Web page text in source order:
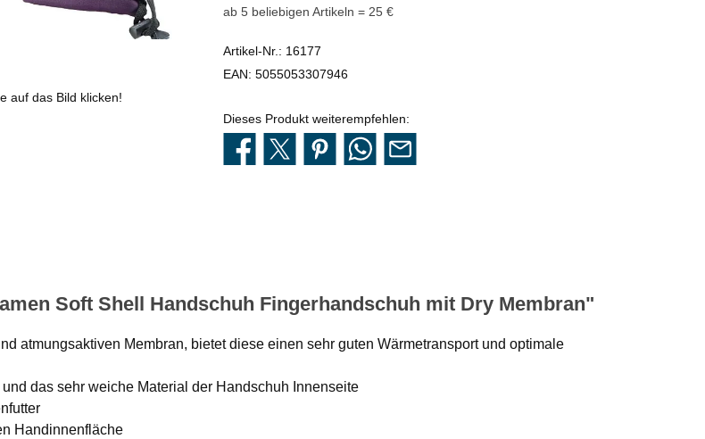
auf das Bild klicken!
ab 5 beliebigen Artikeln = 25 €
Artikel-Nr.: 16177
EAN: 5055053307946
Dieses Produkt weiterempfehlen:
Soft Shell Handschuh Fingerhandschuh mit Dry Membran"
atmungsaktiven Membran, bietet diese einen sehr guten Wärmetransport und optimale
das sehr weiche Material der Handschuh Innenseite
Handinnenfläche